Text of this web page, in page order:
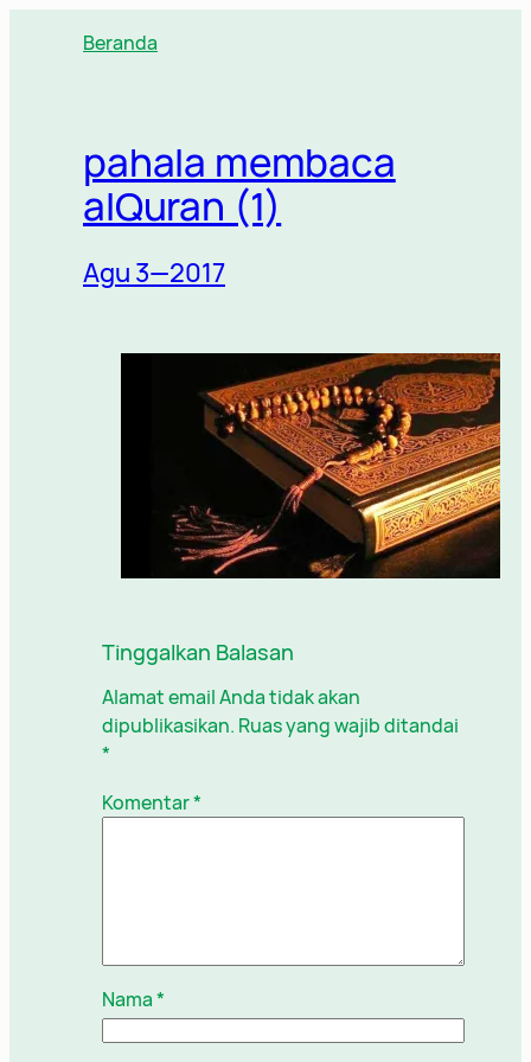
Beranda
pahala membaca
alQuran (1)
Agu 3—2017
Tinggalkan Balasan
Alamat email Anda tidak akan
dipublikasikan. Ruas yang wajib ditandai
*
Komentar*
Nama*